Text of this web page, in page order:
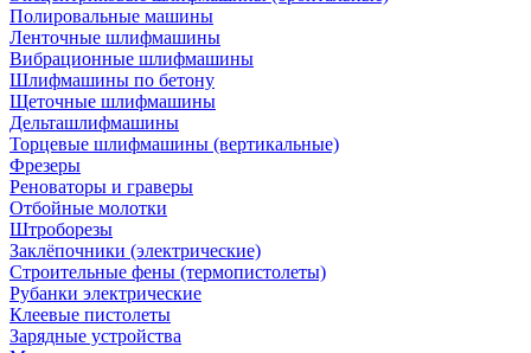
Полировальные машины
Ленточные шлифмашины
Вибрационные шлифмашины
Шлифмашины по бетону
Щеточные шлифмашины
Дельташлифмашины
Торцевые шлифмашины (вертикальные)
Фрезеры
Реноваторы и граверы
Отбойные молотки
Штроборезы
Заклёпочники (электрические)
Строительные фены (термопистолеты)
Рубанки электрические
Клеевые пистолеты
Зарядные устройства